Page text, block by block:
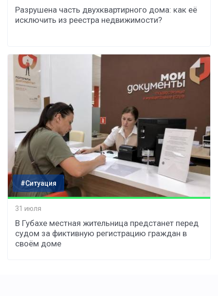
Разрушена часть двухквартирного дома: как её
исключить из реестра недвижимости?
#Ситуация
31 июля
В Губахе местная жительница предстанет перед
судом за фиктивную регистрацию граждан в
своём доме